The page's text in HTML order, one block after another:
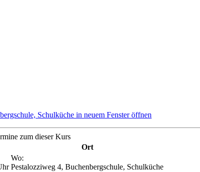
Schulküche in neuem Fenster öffnen
zum dieser Kurs
Ort
Wo:
Pestalozziweg 4, Buchenbergschule, Schulküche